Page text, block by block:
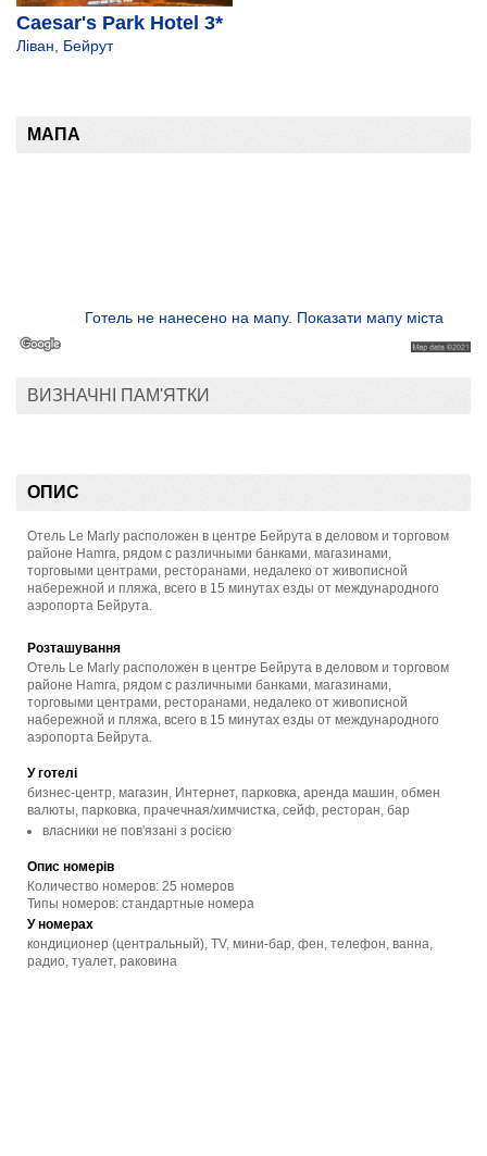
Caesar's Park Hotel 3*
Ліван Бейрут
МАПА
Готель не нанесено на мапу. Показати мапу міста
ВИЗНАЧНІ ПАМ'ЯТКИ
ОПИС
Отель Le Marly расположен в центре Бейрута в деловом и торговом
районе Hamra, рядом с различными банками, магазинами,
торговыми центрами, ресторанами, недалеко от живописной
набережной и пляжа, всего в 15 минутах езды от международного
аэропорта Бейрута.
Розташування
Отель Le Marly расположен в центре Бейрута в деловом и торговом
районе Hamra, рядом с различными банками, магазинами,
торговыми центрами, ресторанами, недалеко от живописной
набережной и пляжа, всего в 15 минутах езды от международного
аэропорта Бейрута.
У готелі
бизнес-центр, магазин, Интернет, парковка, аренда машин, обмен
валюты, парковка, прачечная/химчистка, сейф, ресторан, бар
власники не пов'язані з росією
Опис номерів
Количество номеров: 25 номеров
Типы номеров: стандартные номера
У номерах
кондиционер (центральный), TV, мини-бар, фен, телефон, ванна,
радио, туалет, раковина